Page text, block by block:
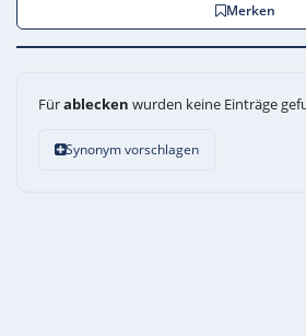
Merken
Fürablecken wurden keine Einträge
Synonym vorschlagen